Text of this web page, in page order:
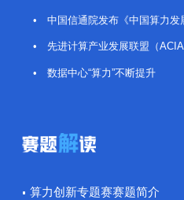
• 中国信通院发布《中国算力发
• 先进计算产业发展联盟（ACIA
• 数据中心“算力”不断提升
算力创新专题赛赛题简介